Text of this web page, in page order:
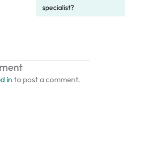
specialist?
in to post a comment.